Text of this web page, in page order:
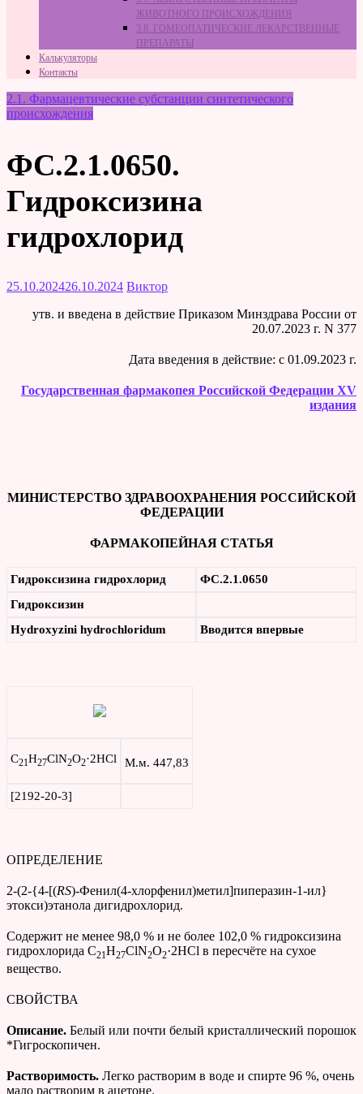
ЖИВОТНОГО ПРОИСХОЖДЕНИЯ
3.8. ГОМЕОПАТИЧЕСКИЕ ЛЕКАРСТВЕННЫЕ
ПРЕПАРАТЫ
Калькуляторы
Контакты
2.1. Фармацевтические субстанции синтетического
происхождения
ФС.2.1.0650.
Гидроксизина
гидрохлорид
25.10.202426.10.2024 Виктор
утв. и введена в действие Приказом Минздрава России от
20.07.2023 г. N 377
Дата введения в действие: c 01.09.2023 г.
Государственная фармакопея Российской Федерации XV
издания
МИНИСТЕРСТВО ЗДРАВООХРАНЕНИЯ РОССИЙСКОЙ
ФЕДЕРАЦИИ
ФАРМАКОПЕЙНАЯ СТАТЬЯ
Гидроксизина гидрохлорид
ФС.2.1.0650
Гидроксизин
Hydroxyzini hydrochloridum Вводится впервые
C21H27ClN2O2·2HCl М.м. 447,83
[2192-20-3]
ОПРЕДЕЛЕНИЕ
2-(2-{4-[(RS)-Фенил(4-хлорфенил)метил]пиперазин-1-ил}
этокси)этанола дигидрохлорид.
Cодержит не менее 98,0 % и не более 102,0 % гидроксизина
гидрохлорида C21H27ClN2O2·2HCl в пересчёте на сухое
вещество.
СВОЙСТВА
Описание. Белый или почти белый кристаллический порошок
*Гигроскопичен.
Растворимость. Легко растворим в воде и спирте 96 %, очень
мало растворим в ацетоне.